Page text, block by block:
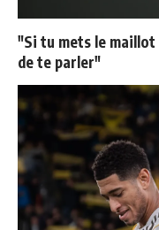
"Si tu mets le
de te parler"